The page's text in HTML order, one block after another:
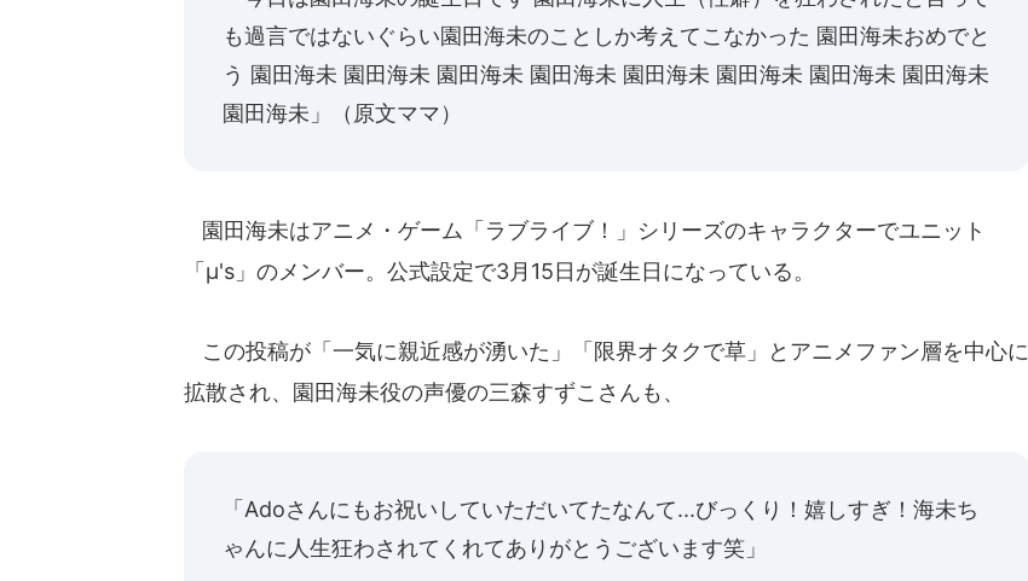
も過言ではないぐらい園田海未のことしか考えてこなかった 園田海未おめでと
う 園田海未 園田海未 園田海未 園田海未 園田海未 園田海未 園田海未 園田海未
園田海未」（原文ママ）
園田海未はアニメ・ゲーム「ラブライブ！」シリーズのキャラクターでユニット
「μ's」のメンバー。公式設定で3月15日が誕生日になっている。
この投稿が「一気に親近感が湧いた」「限界オタクで草」とアニメファン層を中心に
拡散され、園田海未役の声優の三森すずこさんも、
「Adoさんにもお祝いしていただいてたなんて...びっくり！嬉しすぎ！海未ち
ゃんに人生狂わされてくれてありがとうございます笑」